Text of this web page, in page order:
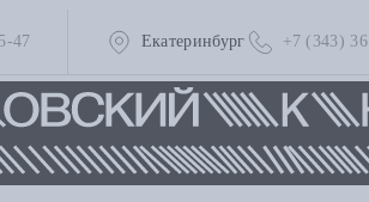
47 Екатеринбург +7 (343)